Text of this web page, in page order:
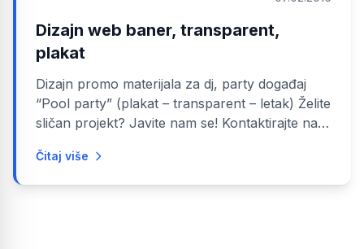
Dizajn web baner, transparent,
plakat
Dizajn promo materijala za dj, party događaj
“Pool party” (plakat – transparent – letak) Želite
sličan projekt? Javite nam se! Kontaktirajte nas
Čitaj više